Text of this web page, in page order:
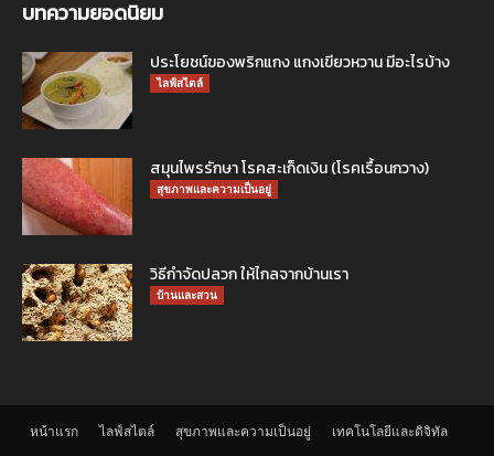
บทความยอดนิยม
ประโยชน์ของพริกแกง แกงเขียวหวาน มีอะไรบ้าง
ไลฟ์สไตล์
สมุนไพรรักษา โรคสะเก็ดเงิน (โรคเรื้อนกวาง)
สุขภาพและความเป็นอยู่
วิธีกำจัดปลวก ให้ไกลจากบ้านเรา
บ้านและสวน
หน้าแรก ไลฟ์สไตล์ สุขภาพและความเป็นอยู่ เทคโนโลยีและดิจิทัล